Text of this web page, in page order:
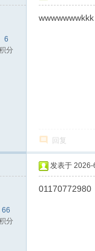
6
分
wwwwwwwkkk
回复
66
分
发表于
01170772980